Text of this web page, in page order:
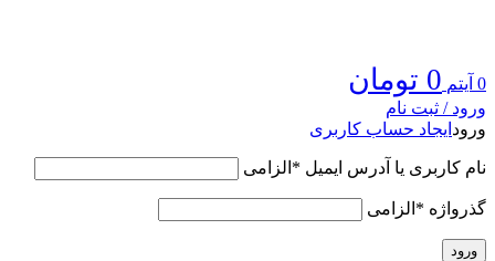
0 آیتم 0 تومان
ورود / ثبت نام
ورود ایجاد حساب کاربری
نام کاربری یا آدرس ایمیل * الزامی
گذرواژه * الزامی
ورود